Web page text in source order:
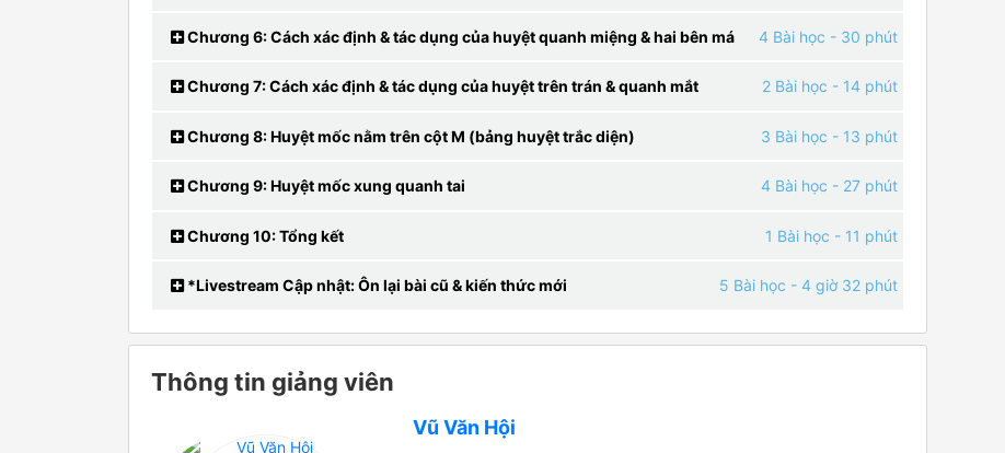
Chương 6: Cách xác định & tác dụng của huyệt quanh miệng & hai bên má 4 Bài học - 30 phút
Chương 7: Cách xác định & tác dụng của huyệt trên trán & quanh mắt 2 Bài học - 14 phút
Chương 8: Huyệt mốc nằm trên cột M (bảng huyệt trắc diện) 3 Bài học - 13 phút
Chương 9: Huyệt mốc xung quanh tai 4 Bài học - 27 phút
Chương 10: Tổng kết 1 Bài học - 11 phút
*Livestream Cập nhật: Ôn lại bài cũ & kiến thức mới 5 Bài học - 4 giờ 32 phút
Thông tin giảng viên
Vũ Văn Hội